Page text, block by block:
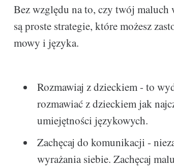
Bez względu na to, czy twój
są proste strategie, które możesz
mowy i języka.
Rozmawiaj z dzieckiem - to
rozmawiać z dzieckiem jak
umiejętności językowych.
Zachęcaj do komunikacji -
wyrażania siebie. Zachęcaj